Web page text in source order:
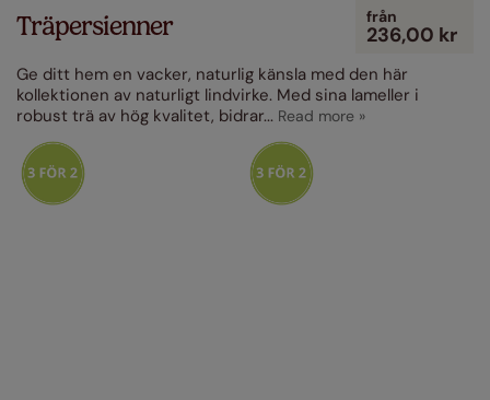
Träpersienner från
236,00 kr
Ge ditt hem en vacker, naturlig känsla med den här
kollektionen av naturligt lindvirke. Med sina lameller i
robust trä av hög kvalitet, bidrar...